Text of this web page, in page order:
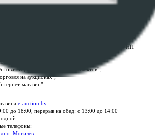
унитарное предприятие по оказанию
- Все права защищены авторским
предприятие по оказанию услуг "БелЮрОбеспечение"
пр-т. Дзержинского, 1Б, e-mail:
, УНП
реестре Республики Беларусь:
торговля без торговых объектов";
на аукционах";
магазин".
e-auction.by:
до 18:00, перерыв на обед: с 13:00 до 14:00
телефоны:
Могилёв